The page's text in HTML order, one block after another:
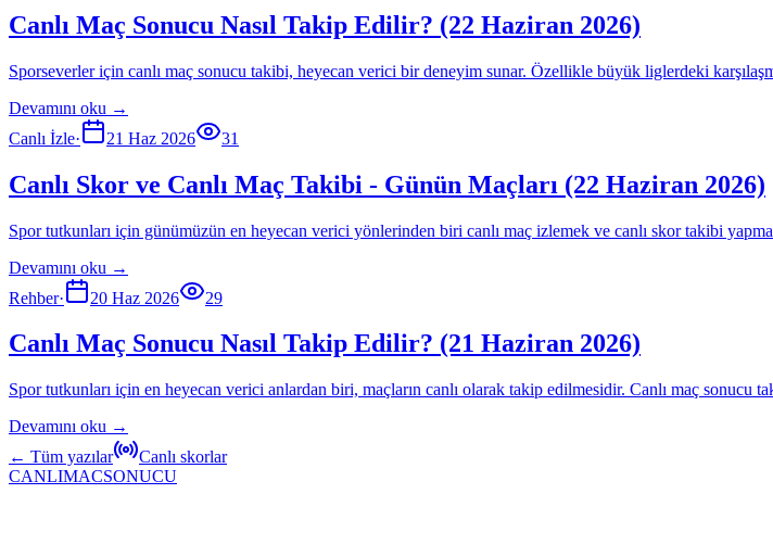
Canlı Maç Sonucu Nasıl Takip Edilir? (22 Haziran 2026)
Sporseverler için canlı maç sonucu takibi, heyecan verici bir deneyim sunar. Özellikle büyük liglerdeki
Devamını oku →
Canlı İzle· 21 Haz 2026 31
Canlı Skor ve Canlı Maç Takibi - Günün Maçları (22 Haziran 2026)
Spor tutkunları için günümüzün en heyecan verici yönlerinden biri canlı maç izlemek ve canlı skor takibi
Devamını oku →
Rehber· 20 Haz 2026 29
Canlı Maç Sonucu Nasıl Takip Edilir? (21 Haziran 2026)
Spor tutkunları için en heyecan verici anlardan biri, maçların canlı olarak takip edilmesidir. Canlı maç sonucu
Devamını oku →
← Tüm yazılar
Canlı skorlar
CANLIMACSONUCU